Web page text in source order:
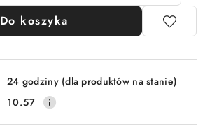
Do koszyka
24 godziny (dla produktów na stanie)
10.57